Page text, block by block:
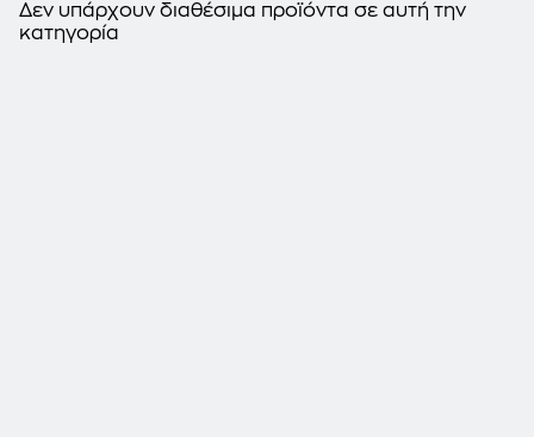
Δεν υπάρχουν διαθέσιμα προϊόντα σε αυτή την
κατηγορία